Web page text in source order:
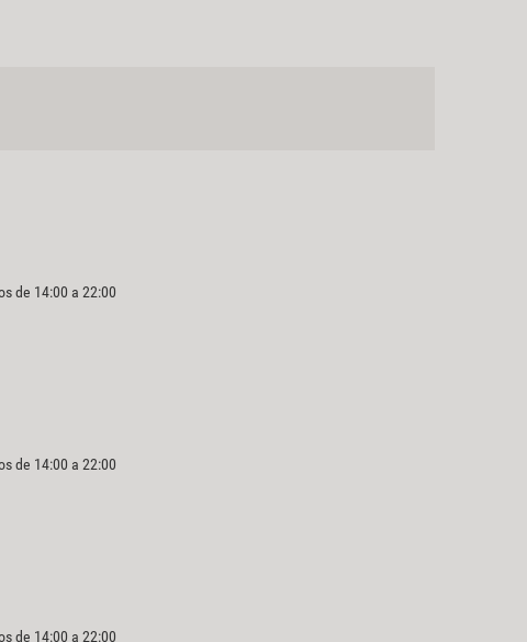
de 14:00 a 22:00
de 14:00 a 22:00
de 14:00 a 22:00